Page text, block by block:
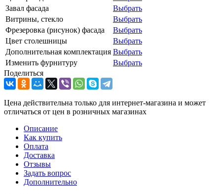
Завал фасада
Выбрать
Витрины, стекло
Выбрать
Фрезеровка (рисунок) фасада
Выбрать
Цвет столешницы
Выбрать
Дополнительная комплектация Выбрать
Изменить фурнитуру
Выбрать
Поделиться
Цена действительна только для интернет-магазина и может
отличаться от цен в розничных магазинах
Описание
Как купить
Оплата
Доставка
Отзывы
Задать вопрос
Дополнительно